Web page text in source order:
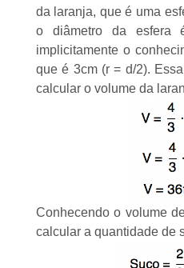
da laranja, que é uma
o diâmetro da esfera
implicitamente o
que é 3cm (r = d/2).
calcular o volume da
Conhecendo o volume
calcular a quantidade de